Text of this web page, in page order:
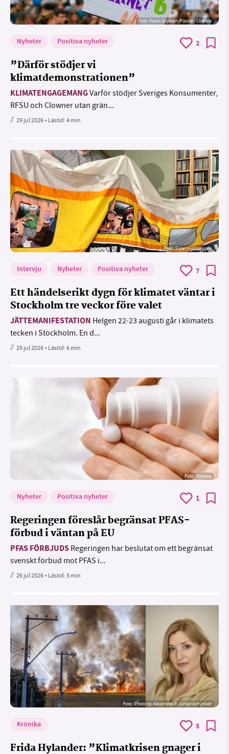
Foto:Kevin Snyman/Pixabay Licence
Nyheter Positiva nyheter 2
”Därför stödjer vi
klimatdemonstrationen”
KLIMATENGAGEMANGVarför stödjer Sveriges Konsumenter,
RFSU och Clowner utan grän...
29 jul 2026• Lästid:4 min
Foto: Supermijöbloggen
Intervju Nyheter Positiva nyheter 7
Ett händelserikt dygn för klimatet väntar i
Stockholm tre veckor före valet
JÄTTEMANIFESTATION Helgen 22-23 augusti går i klimatets
tecken i Stockholm. En d...
29 jul 2026• Lästid:6 min
Foto:Pixabay
Nyheter Positiva nyheter 1
Regeringen föreslår begränsat PFAS-
förbud i väntan på EU
PFAS FÖRBJUDS Regeringen har beslutat om ett begränsat
svenskt förbud mot PFAS i...
26 jul 2026• Lästid:5 min
Foto:Photo by Alexandre P. Junior och privat
Krönika 5
Frida Hylander: ”Klimatkrisen gnager i